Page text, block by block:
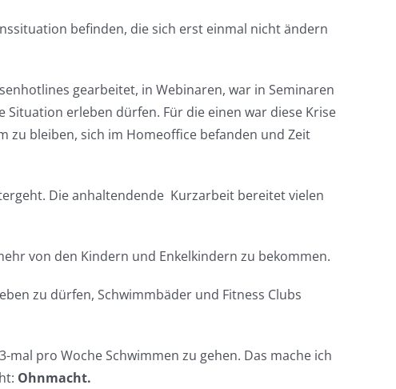
befinden, die sich erst einmal nicht ändern
gearbeitet, in Webinaren, war in Seminaren
erleben dürfen. Für die einen war diese Krise
zu bleiben, sich im Homeoffice befanden und Zeit
Die anhaltendende Kurzarbeit bereitet vielen
von den Kindern und Enkelkindern zu bekommen.
zu dürfen, Schwimmbäder und Fitness Clubs
pro Woche Schwimmen zu gehen. Das mache ich
Ohnmacht.